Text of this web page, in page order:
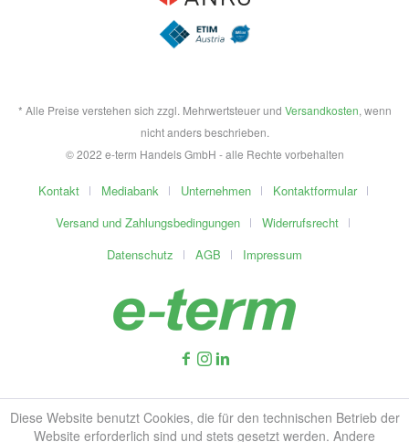
* Alle Preise verstehen sich zzgl. Mehrwertsteuer und Versandkosten, wenn
nicht anders beschrieben.
© 2022 e-term Handels GmbH - alle Rechte vorbehalten
Kontakt Mediabank Unternehmen
Kontaktformular
Versand und Zahlungsbedingungen
Widerrufsrecht
Datenschutz
AGB Impressum
Diese Website benutzt Cookies, die für den technischen Betrieb der
Website erforderlich sind und stets gesetzt werden. Andere